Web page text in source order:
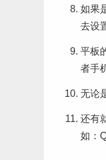
如果
去设
平板
者手
无论
还有
如：